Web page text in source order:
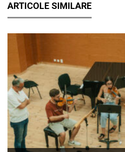
ARTICOLE SIMILARE